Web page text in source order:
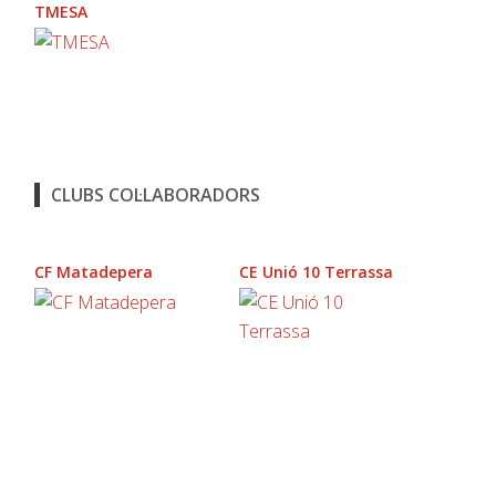
TMESA
CLUBS COL·LABORADORS
CF Matadepera CE Unió 10 Terrassa